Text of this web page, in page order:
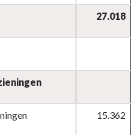
27.018
15.362